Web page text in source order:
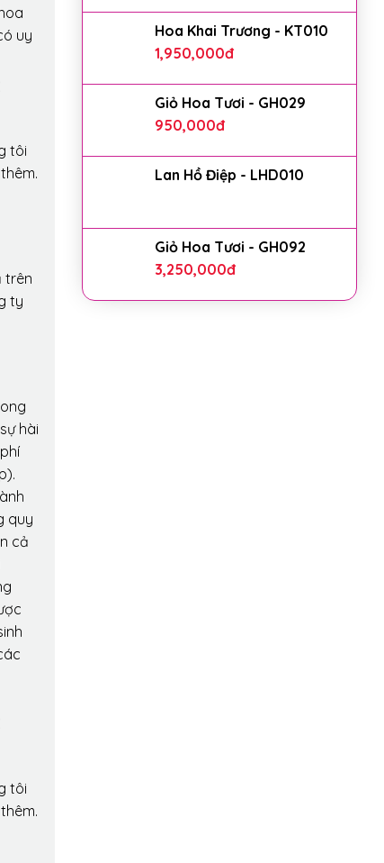
Hoa Khai Trương - KT010
1,950,000đ
Giỏ Hoa Tươi - GH029
950,000đ
Lan Hồ Điệp - LHD010
Giỏ Hoa Tươi - GH092
3,250,000đ
uy
tôi
trên
ty
hài
quy
cả
tôi